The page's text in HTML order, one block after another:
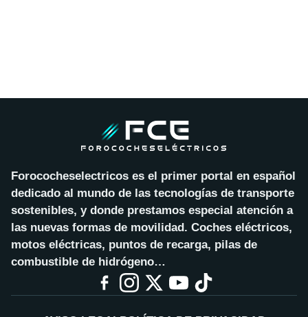
Forococheselectricos es el primer portal en español
dedicado al mundo de las tecnologías de transporte
sostenibles, y donde prestamos especial atención a
las nuevas formas de movilidad. Coches eléctricos,
motos eléctricas, puntos de recarga, pilas de
combustible de hidrógeno…